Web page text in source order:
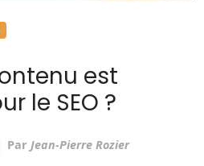
est
le SEO ?
Par Jean-Pierre Rozier